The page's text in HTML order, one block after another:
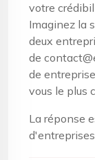
votre
Imaginez la
deux
de
de
vous le plus
La réponse